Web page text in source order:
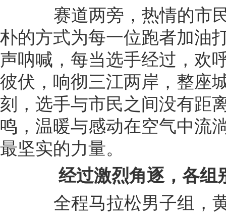
赛道两旁，热情的市民
朴的方式为每一位跑者加油
声呐喊，每当选手经过，欢
彼伏，响彻三江两岸，整座
刻，选手与市民之间没有距
鸣，温暖与感动在空气中流
最坚实的力量。
经过激烈角逐，各组
全程马拉松男子组，黄